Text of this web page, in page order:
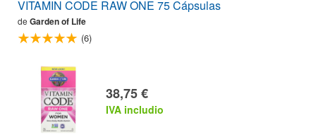
VITAMIN CODE RAW ONE 75 Cápsulas
de Garden of Life
(6)
38,75 €
IVA includio